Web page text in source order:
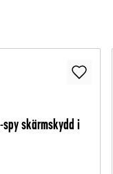
spy skärmskydd i